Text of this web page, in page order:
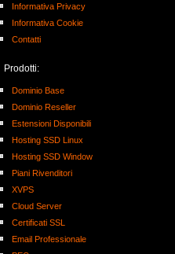
Informativa Privacy
Informativa Cookie
Contatti
Prodotti:
Dominio Base
Dominio Reseller
Estensioni Disponibili
Hosting SSD Linux
Hosting SSD Window
Piani Rivenditori
XVPS
Cloud Server
Certificati SSL
Email Professionale